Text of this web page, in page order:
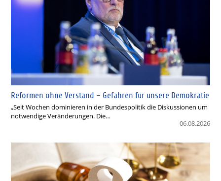
Reformen ohne Verstand – Gefahren für unsere Demokratie
„Seit Wochen dominieren in der Bundespolitik die Diskussionen um
notwendige Veränderungen. Die…
06.08.2026